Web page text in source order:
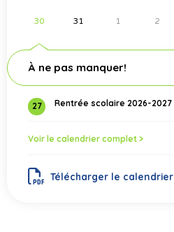
30 31 1 2
À ne pas manquer!
27 Rentrée scolaire 2026-2027
Voir le calendrier complet >
Télécharger le calendrier